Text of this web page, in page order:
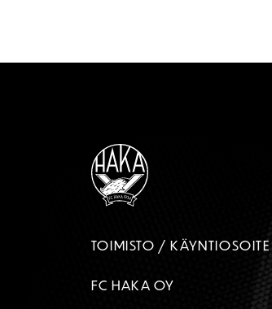
TOIMISTO / KÄYNTIOSOITE
FC HAKA OY